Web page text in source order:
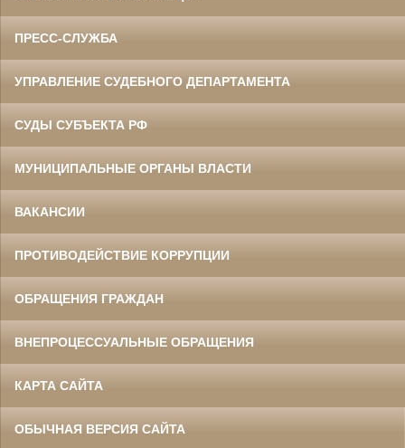
ПРЕСС-СЛУЖБА
УПРАВЛЕНИЕ СУДЕБНОГО ДЕПАРТАМЕНТА
СУДЫ СУБЪЕКТА РФ
МУНИЦИПАЛЬНЫЕ ОРГАНЫ ВЛАСТИ
ВАКАНСИИ
ПРОТИВОДЕЙСТВИЕ КОРРУПЦИИ
ОБРАЩЕНИЯ ГРАЖДАН
ВНЕПРОЦЕССУАЛЬНЫЕ ОБРАЩЕНИЯ
КАРТА САЙТА
ОБЫЧНАЯ ВЕРСИЯ САЙТА